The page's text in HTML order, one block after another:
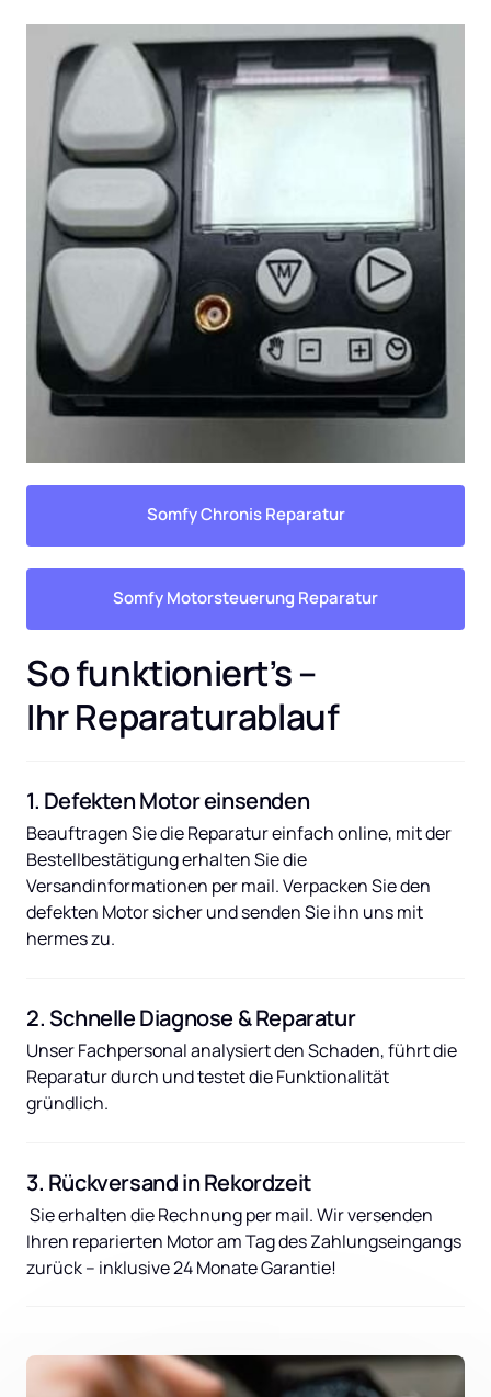
Somfy Chronis Reparatur
Somfy Motorsteuerung Reparatur
So funktioniert’s –
Ihr Reparaturablauf
1. Defekten Motor einsenden
Beauftragen Sie die Reparatur einfach online, mit der
Bestellbestätigung erhalten Sie die
Versandinformationen per mail. Verpacken Sie den
defekten Motor sicher und senden Sie ihn uns mit
hermes zu.
2. Schnelle Diagnose & Reparatur
Unser Fachpersonal analysiert den Schaden, führt die
Reparatur durch und testet die Funktionalität
gründlich.
3. Rückversand in Rekordzeit
Ihren reparierten Motor am Tag des Zahlungseingangs
zurück – inklusive 24 Monate Garantie!